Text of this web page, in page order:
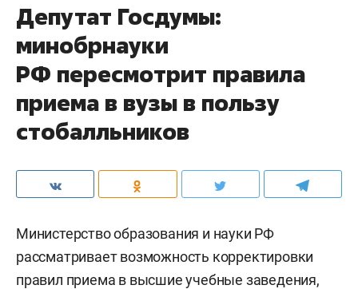
Депутат Госдумы:
минобрнауки
РФ пересмотрит правила
приема в вузы в пользу
стобалльников
Министерство образования и науки РФ
рассматривает возможность корректировки
правил приема в высшие учебные заведения,